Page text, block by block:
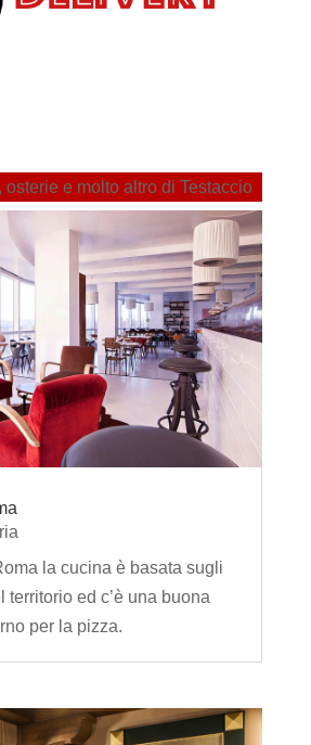
osterie e molto altro di Testaccio
la cucina è basata sugli
territorio ed c’è una buona
per la pizza.